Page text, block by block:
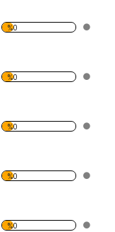
%0
%0
%0
%0
%0